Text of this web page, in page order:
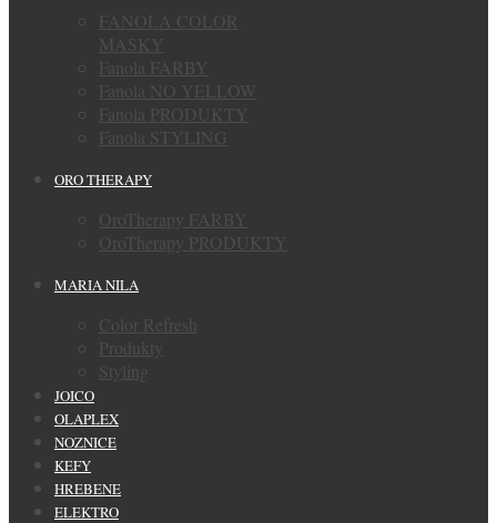
FANOLA COLOR
MASKY
Fanola FARBY
Fanola NO YELLOW
Fanola PRODUKTY
Fanola STYLING
ORO THERAPY
OroTherapy FARBY
OroTherapy PRODUKTY
MARIA NILA
Color Refresh
Produkty
Styling
JOICO
OLAPLEX
NOZNICE
KEFY
HREBENE
ELEKTRO